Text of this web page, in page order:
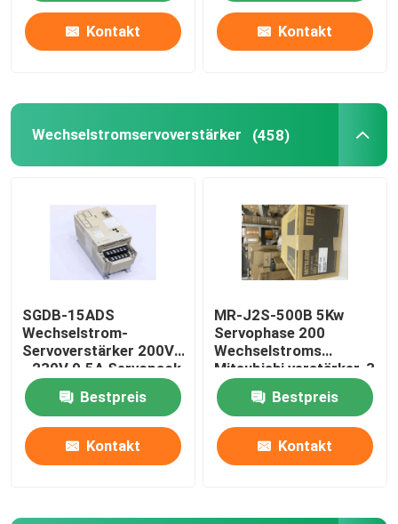
Kontakt Kontakt
Wechselstromservoverstärker (458)
SGDB-15ADS
Wechselstrom-
Servoverstärker 200V
- 230V 9.5A Servopack
gab 10 Ampere ein
Bestpreis
Kontakt
MR-J2S-500B 5Kw
Servophase 200
Wechselstroms
Mitsubishi verstärker-3
bis 230VAC 50/60Hz
Bestpreis
Kontakt